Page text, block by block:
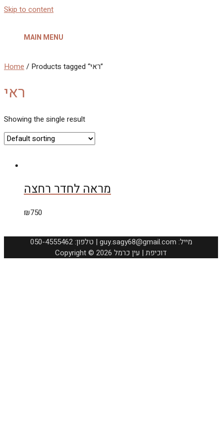
Skip to content
MAIN MENU
Home / Products tagged “ראי”
ראי
Showing the single result
מראה לחדר רחצה
₪750
050-4555462 :טלפון | guy.sagy68@gmail.com :מייל
Copyright © 2026 דוכיפת | עין כרמל